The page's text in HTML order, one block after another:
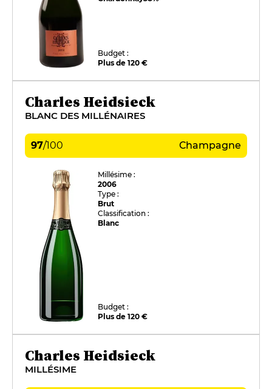
Budget :
Plus de 120 €
Charles Heidsieck
BLANC DES MILLÉNAIRES
97/100 Champagne
Millésime :
2006
Type :
Brut
Classification :
Blanc
Budget :
Plus de 120 €
Charles Heidsieck
MILLÉSIME